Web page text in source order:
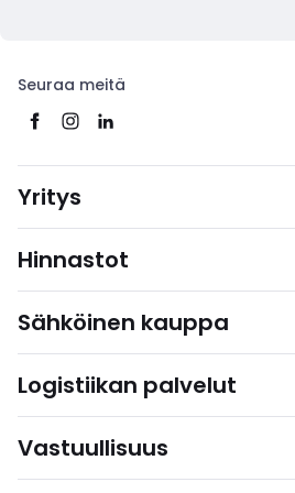
Seuraa meitä
Yritys
Hinnastot
Sähköinen kauppa
Logistiikan palvelut
Vastuullisuus